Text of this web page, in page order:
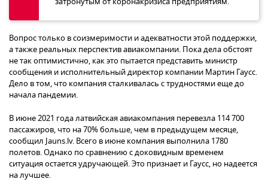
Вопрос только в соизмеримости и адекватности этой поддержки,
а также реальных перспектив авиакомпании. Пока дела обстоят
не так оптимистично, как это пытается представить министр
сообщения и исполнительный директор компании Мартин Гаусс.
Дело в том, что компания сталкивалась с трудностями еще до
начала пандемии.
В июне 2021 года латвийская авиакомпания перевезла 114 700
пассажиров, что на 70% больше, чем в предыдущем месяце,
сообщил Jauns.lv. Всего в июне компания выполнила 1780
полетов. Однако по сравнению с доковидным временем
ситуация остается удручающей. Это признает и Гаусс, но надеется
на лучшее.